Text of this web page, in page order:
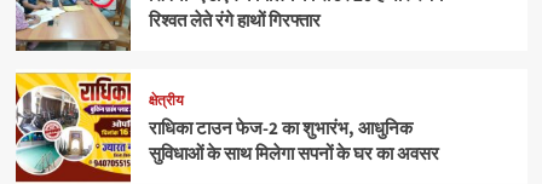
रिश्वत लेते रंगे हाथों गिरफ्तार
क्षेत्रीय
राधिका टाउन फेज-2 का शुभारंभ, आधुनिक
सुविधाओं के साथ मिलेगा सपनों के घर का अवसर